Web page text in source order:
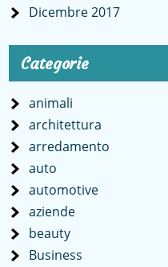
Dicembre 2017
Categorie
animali
architettura
arredamento
auto
automotive
aziende
beauty
Business